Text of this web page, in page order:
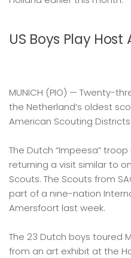
US Boys Play
MUNICH (PIO) — Twenty-
the Netherland’s oldest
American Scouting
The Dutch “Impeesa”
returning a visit similar to
Scouts. The Scouts from
part of a nine-nation
Amersfoort last week.
The 23 Dutch boys toured
from an art exhibit at the